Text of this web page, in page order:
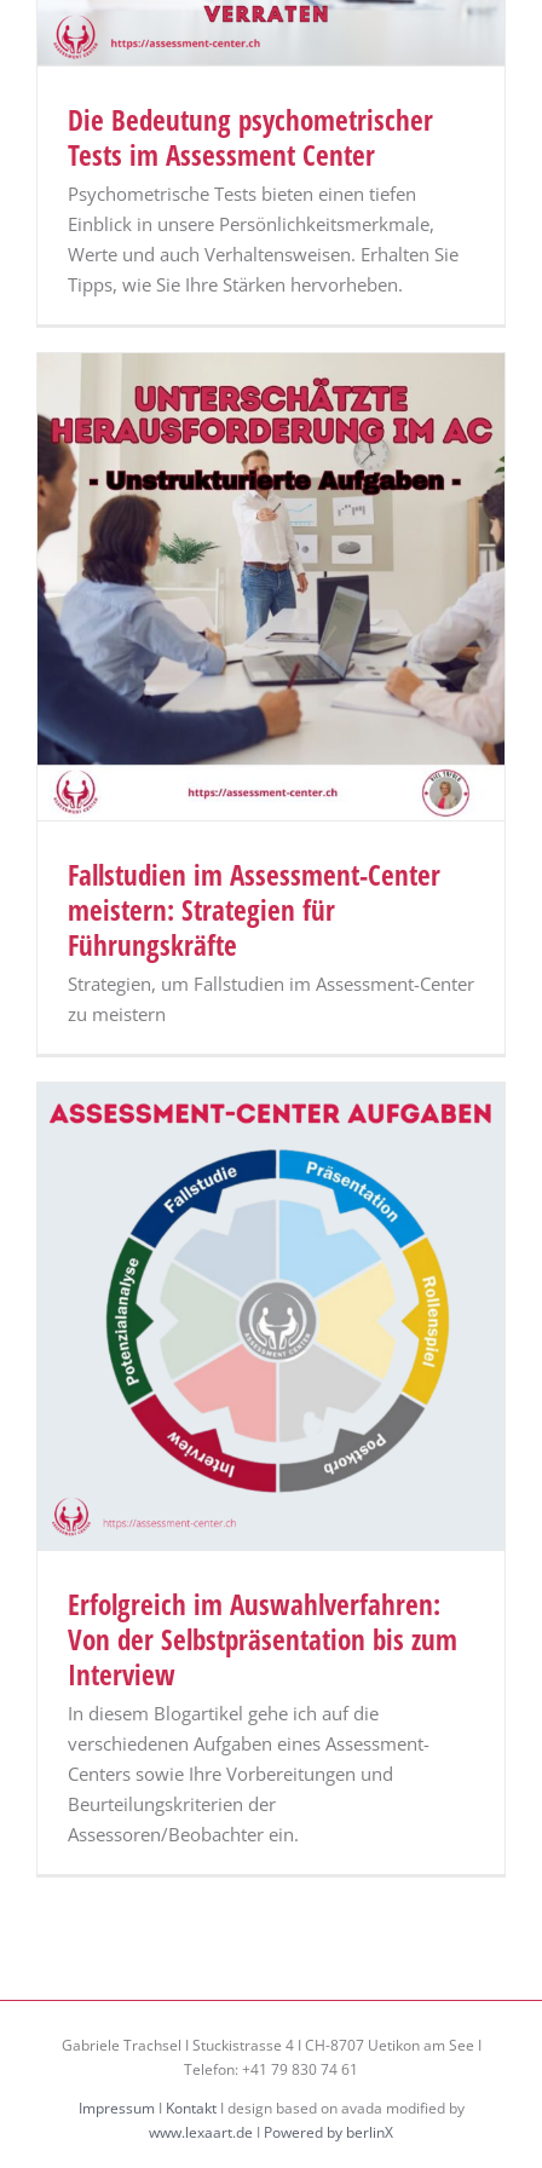
Die Bedeutung psychometrischer
Tests im Assessment Center
Psychometrische Tests bieten einen tiefen
Einblick in unsere Persönlichkeitsmerkmale,
Werte und auch Verhaltensweisen. Erhalten Sie
Tipps, wie Sie Ihre Stärken hervorheben.
Fallstudien im Assessment-Center
meistern: Strategien für
Führungskräfte
Strategien, um Fallstudien im Assessment-Center
zu meistern
Erfolgreich im Auswahlverfahren:
Von der Selbstpräsentation bis zum
Interview
In diesem Blogartikel gehe ich auf die
verschiedenen Aufgaben eines Assessment-
Centers sowie Ihre Vorbereitungen und
Beurteilungskriterien der
Assessoren/Beobachter ein.
Gabriele Trachsel I Stuckistrasse 4 I CH-8707 Uetikon am See I
Telefon: +41 79 830 74 61
ImpressumI KontaktI design based on avada modified by
www.lexaart.de I Powered by berlinX